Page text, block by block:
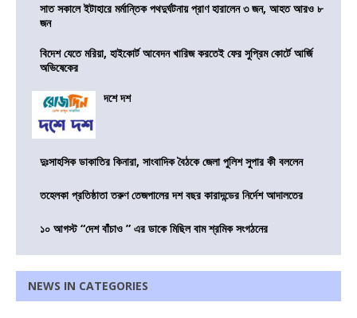
সাত সকালে ইটাহারে মর্মান্তিক পথদুর্ঘটনায় প্রাণ হারালেন ৩ জন, আহত আরও ৮
জন
বিদেশ যেতে মরিয়া, হাইকোর্ট আবেদন খারিজ করতেই ফের সুপ্রিম কোর্টে আর্জি
অভিষেকের
দশে দশ
দুঃসাহসিক ডাকাতির কিনারা, সাংবাদিক বৈঠকে জেলা পুলিশ সুপার কী বললেন
তহেলকা প্রতিষ্ঠাতা তরুণ তেজপালের দশ বছর কারাদন্ডের নির্দেশ আদালতের
১০ আগস্ট “দেশ বাঁচাও ” এর ডাকে মিছিল বাম শ্রমিক সংগঠনের
NEWS IN CATEGORIES